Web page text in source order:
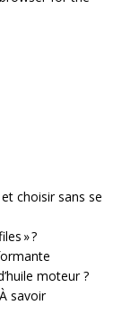
choisir sans se
» ?
moteur ?
savoir